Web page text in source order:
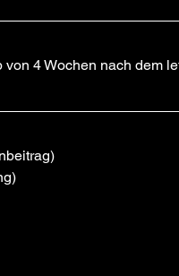
4 Wochen nach dem